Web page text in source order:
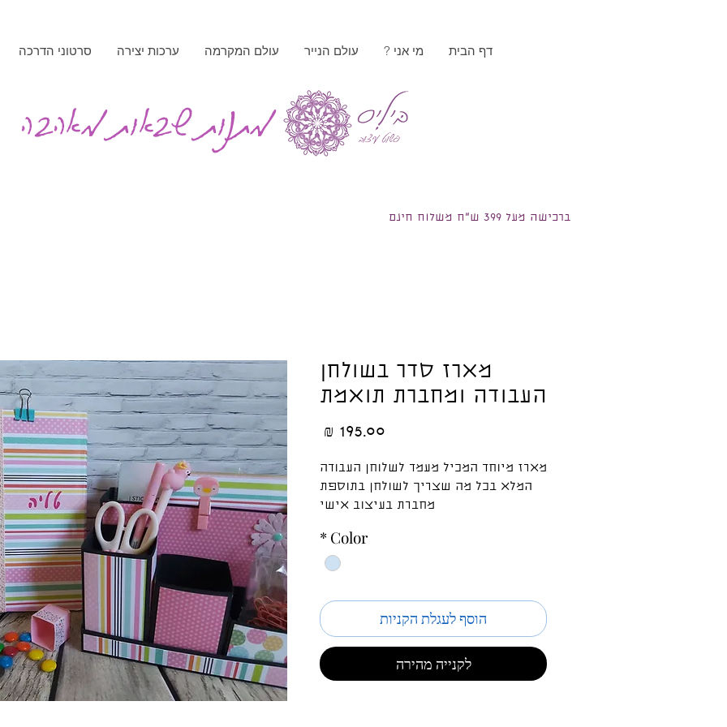
סרטוני הדרכה ערכות יצירה עולם המקרמה עולם הנייר ? מי אני דף הבית
מתנות שבאות מאהבה
ברכישה מעל 399 ש"ח משלוח חינם
מארז סדר בשולחן
העבודה ומחברת תואמת
מארז מיוחד המכיל מעמד לשלוחן העבודה
המלא בכל מה שצריך לשולחן בתוספת
מחברת בעיצוב אישי
תשלום
Color
*
הוסף לעגלת הקניות
לקנייה מהירה